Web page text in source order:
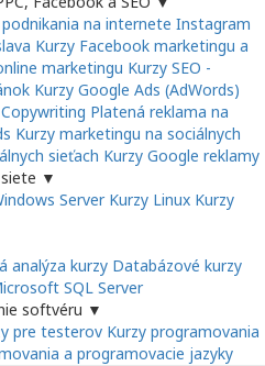
podnikania na internete Instagram
Kurzy Facebook marketingu a
marketingu Kurzy SEO -
Kurzy Google Ads (AdWords)
Platená reklama na
Kurzy marketingu na sociálnych
sieťach Kurzy Google reklamy
▼
Server Kurzy Linux Kurzy
analýza kurzy Databázové kurzy
SQL Server
softvéru ▼
pre testerov Kurzy programovania
a programovacie jazyky